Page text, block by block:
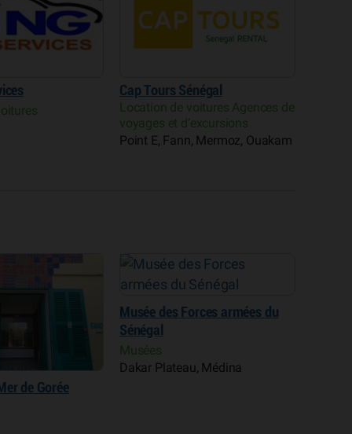
Cap Tours Sénégal
Location de voitures Agences de
voyages et d’excursions
Point E, Fann, Mermoz, Ouakam
Médina
Maison de la culture Douta
Seck
Centres culturels
Dakar Plateau, Médina